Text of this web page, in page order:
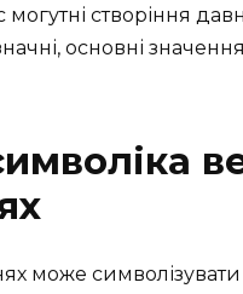
могутні створіння
основні
може символізувати